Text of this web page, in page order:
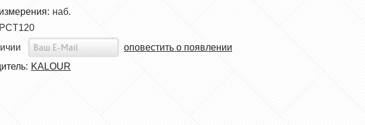
наб.
PCT120
оповестить о появлении
KALOUR